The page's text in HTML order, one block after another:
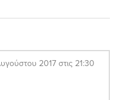
2017 στις 21:30